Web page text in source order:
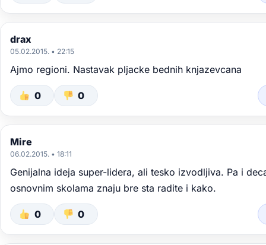
drax
05.02.2015. • 22:15
Ajmo regioni. Nastavak pljacke bednih knjazevcana
0 0
Mire
06.02.2015. • 18:11
Genijalna ideja super-lidera, ali tesko izvodljiva. Pa i
osnovnim skolama znaju bre sta radite i kako.
0 0